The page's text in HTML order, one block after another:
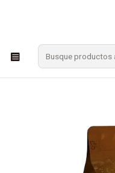
Café de Especialidad